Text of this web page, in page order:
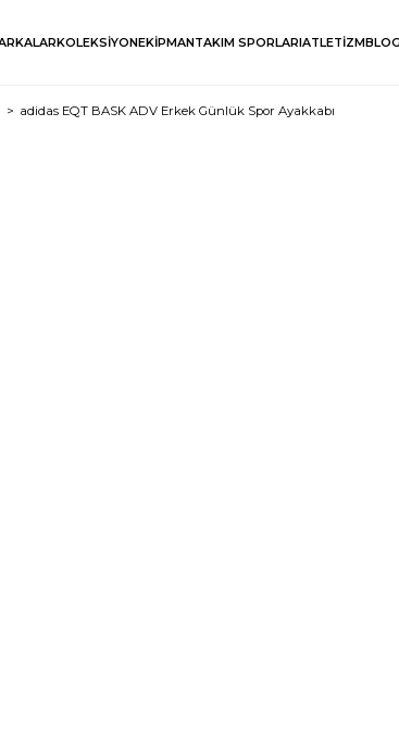
KOLEKSİYONEKİPMANTAKIM SPORLARIATLETİZMBLOG
adidas EQT BASK ADV Erkek Günlük Spor Ayakkabı